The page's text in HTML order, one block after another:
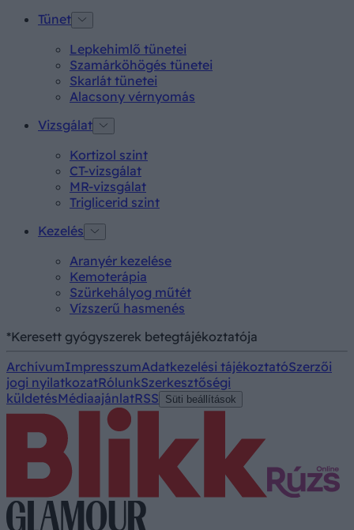
Tünet
Lepkehimlő tünetei
Szamárköhögés tünetei
Skarlát tünetei
Alacsony vérnyomás
Vizsgálat
Kortizol szint
CT-vizsgálat
MR-vizsgálat
Triglicerid szint
Kezelés
Aranyér kezelése
Kemoterápia
Szürkehályog műtét
Vízszerű hasmenés
*Keresett gyógyszerek betegtájékoztatója
ArchívumImpresszumAdatkezelési tájékoztatóSzerzői
jogi nyilatkozatRólunkSzerkesztőségi
küldetésMédiaajánlatRSS Süti beállítások